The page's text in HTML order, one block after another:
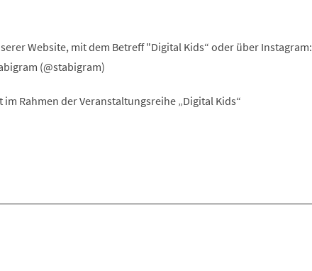
Website, mit dem Betreff "Digital Kids“ oder über Instagram:
(@stabigram)
Rahmen der Veranstaltungsreihe „Digital Kids“